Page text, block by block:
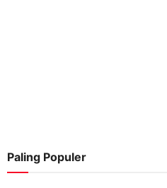
Paling Populer